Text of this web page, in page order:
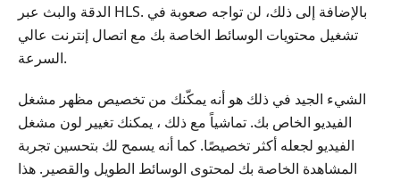
الدقة والبث عبر HLS. بالإضافة إلى ذلك، لن تواجه صعوبة في
تشغيل محتويات الوسائط الخاصة بك مع اتصال إنترنت عالي
السرعة.
الشيء الجيد في ذلك هو أنه يمكّنك من تخصيص مظهر مشغل
الفيديو الخاص بك. تماشياً مع ذلك ، يمكنك تغيير لون مشغل
الفيديو لجعله أكثر تخصيصًا. كما أنه يسمح لك بتحسين تجربة
المشاهدة الخاصة بك لمحتوى الوسائط الطويل والقصير. هذا